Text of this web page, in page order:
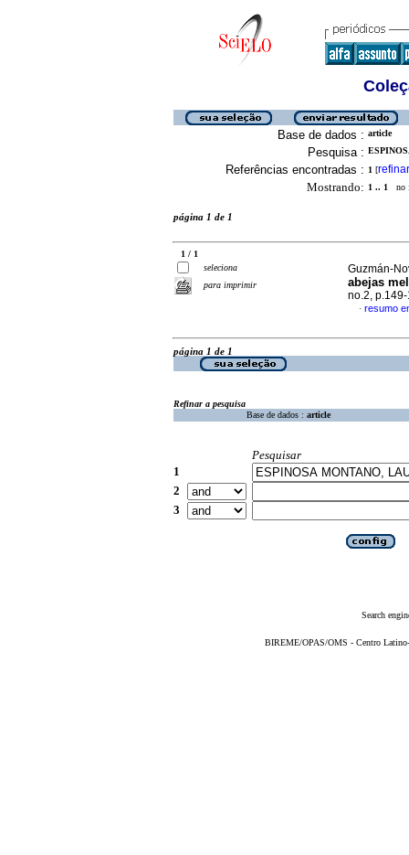
Base de dados : article
Pesquisa :
Referências encontradas : 1 [refinar
Mostrando: 1 .. 1 no
página 1 de 1
1 / 1
seleciona
para imprimir
Guzmán-
abejas
no.2,
· resumo
página 1 de 1
Refinar a pesquisa
Base de dados : article
Pesquisar
1
2
3
Search
BIREME/OPAS/OMS - Centro Latino-